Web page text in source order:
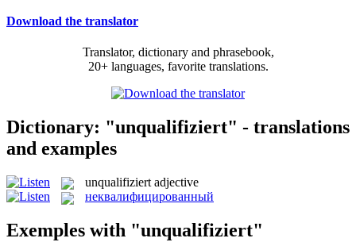
Download the translator
Translator, dictionary and phrasebook,
20+ languages, favorite translations.
Dictionary: "unqualifiziert" - translations
and examples
unqualifiziert adjective
неквалифицированный
Exemples with "unqualifiziert"